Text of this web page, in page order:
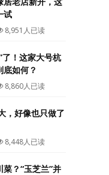
试
8,951人已读
了！这家大号杭
如何？
8,860人已读
，好像也只做了
8,448人已读
？“玉芝兰”并